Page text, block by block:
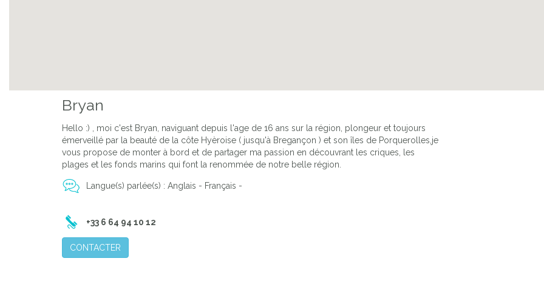
Previous
Bryan
Hello :) , moi c'est Bryan, naviguant depuis l'age de 16 ans sur la région, plongeur et toujours
émerveillé par la beauté de la côte Hyèroise ( jusqu'à Bregançon ) et son îles de Porquerolles,je
vous propose de monter à bord et de partager ma passion en découvrant les criques, les
plages et les fonds marins qui font la renommée de notre belle région.
Langue(s) parlée(s) : Anglais - Français -
+33 6 64 94 10 12
CONTACTER